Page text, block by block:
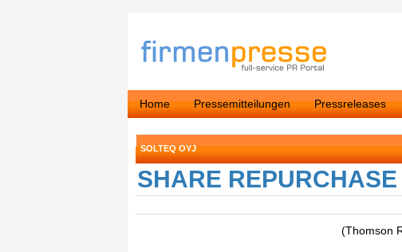
Home Pressemitteilungen Pressreleases
SOLTEQ OYJ
SHARE
(Thomson